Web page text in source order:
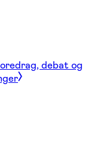
debat og